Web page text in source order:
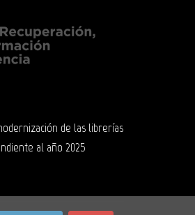
de las librerías
al año 2025